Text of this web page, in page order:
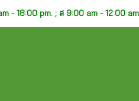
- 18:00 pm. ;ส 9:00 am - 12:00